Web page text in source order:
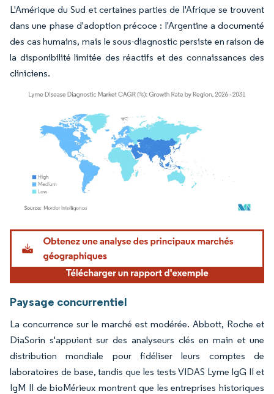
L'Amérique du Sud et certaines parties de l'Afrique se trouvent
dans une phase d'adoption précoce : l'Argentine a documenté
des cas humains, mais le sous-diagnostic persiste en raison de
la disponibilité limitée des réactifs et des connaissances des
cliniciens.
Image © Mordor Intelligence. La réutilisation nécessite une attribution sous CC BY
Paysage concurrentiel
La concurrence sur le marché est modérée. Abbott, Roche et
DiaSorin s'appuient sur des analyseurs clés en main et une
distribution mondiale pour fidéliser leurs comptes de
laboratoires de base, tandis que les tests VIDAS Lyme IgG II et
IgM II de bioMérieux montrent que les entreprises historiques